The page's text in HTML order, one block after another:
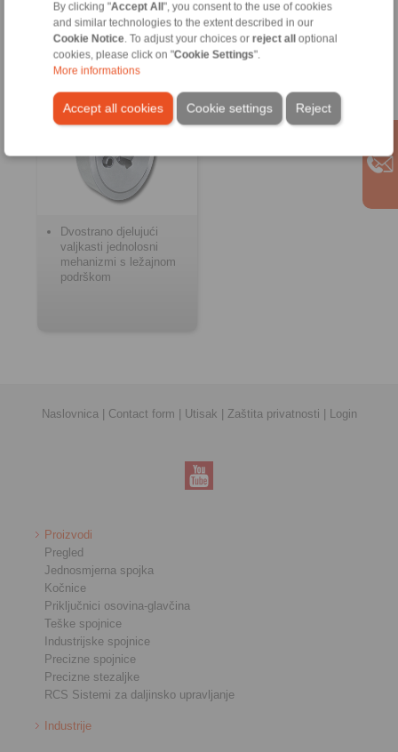
By clicking "Accept All", you consent to the use of cookies
and similar technologies to the extent described in our
Cookie Notice . To adjust your choices or reject alloptional
cookies, please click on "Cookie Settings".
More informations
Accept all cookies Reject
Cookie settings
Nepovratne brave
Dvostrano djelujući
valjkasti jednolosni
mehanizmi s ležajnom
podrškom
Naslovnica| Contact form Utisak Zaštita privatnosti Login
Proizvodi
Pregled
Jednosmjerna spojka
Kočnice
Priključnici osovina-glavčina
Teške spojnice
Industrijske spojnice
Precizne spojnice
Precizne stezaljke
RCS Sistemi za daljinsko upravljanje
Industrije